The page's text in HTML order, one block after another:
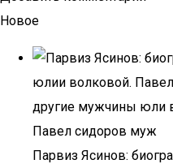
Новое
Парвиз Ясинов: